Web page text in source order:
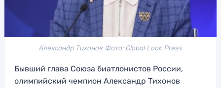
Александр Тихонов Фото: Global Look Press
Бывший глава Союза биатлонистов России,
олимпийский чемпион Александр Тихонов